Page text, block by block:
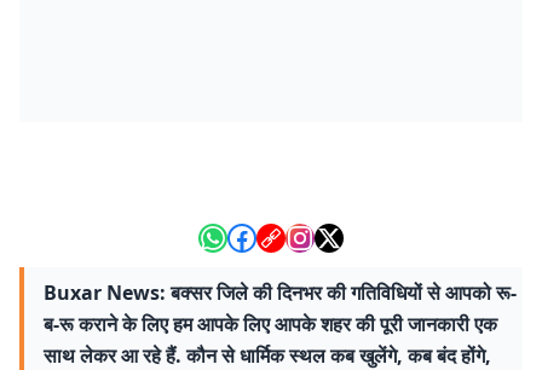
Buxar News: बक्सर जिले की दिनभर की गतिविधियों से आपको रू-
ब-रू कराने के लिए हम आपके लिए आपके शहर की पूरी जानकारी एक
साथ लेकर आ रहे हैं. कौन से धार्मिक स्थल कब खुलेंगे, कब बंद होंगे,